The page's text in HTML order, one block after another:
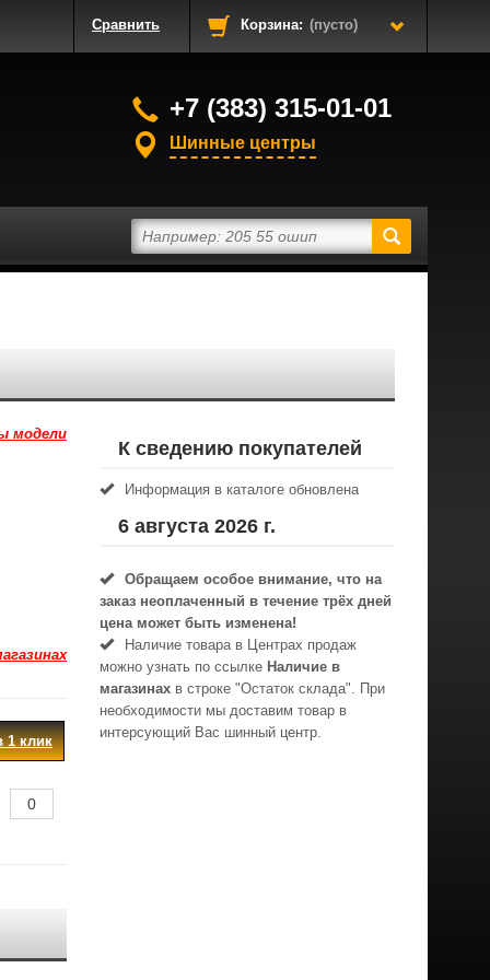
Сравнить Корзина: (пусто)
+7 (383) 315-01-01
Шинные центры
модели
1 клик
К сведению покупателей
Информация в каталоге обновлена
6 августа 2026 г.
Обращаем особое внимание, что на
заказ неоплаченный в течениe трёх дней
цена может быть изменена!
Наличие товара в Центрах продаж
можно узнать по ссылке Наличие в
магазинах в строке "Остаток склада". При
необходимости мы доставим товар в
интерсующий Вас шинный центр.